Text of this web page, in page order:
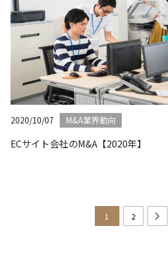
2020/10/07 M&A業界動向
ECサイト会社のM&A【2020年】
1 2